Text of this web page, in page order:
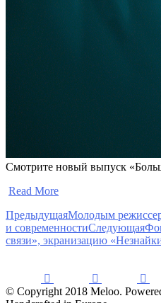
Смотрите новый выпуск
Read More
ПредыдущаяМолодым
и современностиСледующая
связи», экранизацию
© Copyright 2018 Meloo.